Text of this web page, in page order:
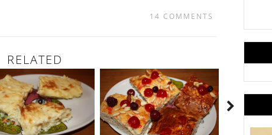
14 COMMENTS
RELATED